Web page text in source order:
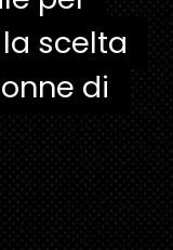
scelta
di
scelta
di